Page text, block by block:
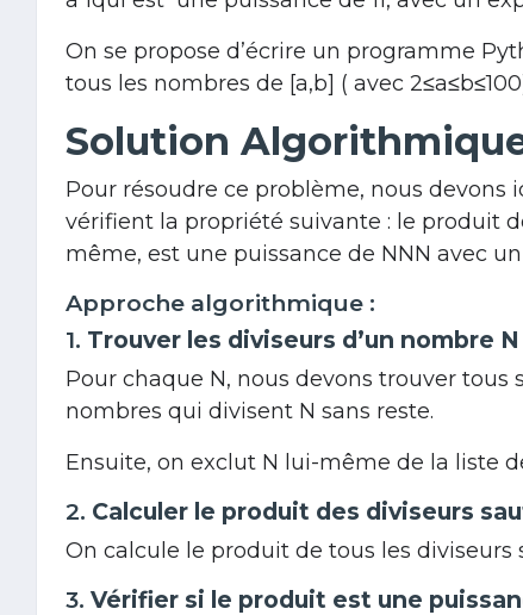
On se propose d’écrire un programme
tous les nombres de [a,b] ( avec
Solution
Pour résoudre ce problème, nous
vérifient la propriété suivante : le produit
même, est une puissance de NNN avec
Approche algorithmique :
1. Trouver les diviseurs d’un nombre N
Pour chaque N, nous devons trouver tous
nombres qui divisent N sans reste.
Ensuite, on exclut N lui-même de la liste
2. Calculer le produit des diviseurs
On calcule le produit de tous les diviseurs
3. Vérifier si le produit est une